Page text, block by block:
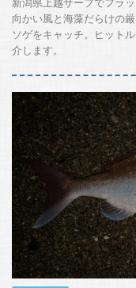
新潟県上越サーフでフラ
向かい風と海藻だらけの
ソゲをキャッチ。ヒット
介します。